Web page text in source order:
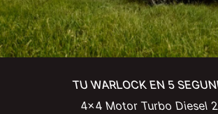
TU WARLOCK EN 5
4x4 Motor Turbo Diesel